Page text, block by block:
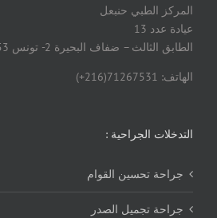
المركز الطبي حنبعل
عيادة عدد 13
الطابق الثالث – ضفاف البحيرة 2- تونس 1053
الهاتف: 71267531(216+)
التدخلات الجراحية :
جراحة تحسين القوام
جراحة تجميل الصدر